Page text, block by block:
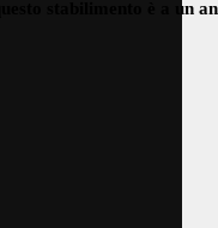
questo stabilimento è a un